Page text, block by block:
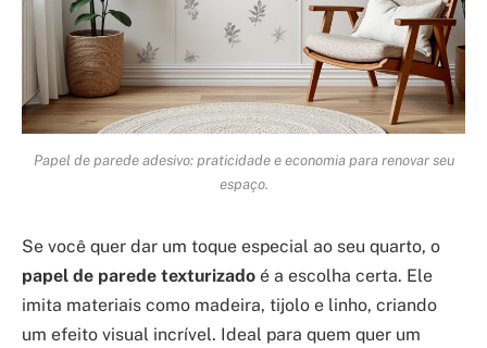
Papel de parede adesivo: praticidade e economia para renovar seu
espaço.
Se você quer dar um toque especial ao seu quarto, o
papel de parede texturizado é a escolha certa. Ele
imita materiais como madeira, tijolo e linho, criando
um efeito visual incrível. Ideal para quem quer um